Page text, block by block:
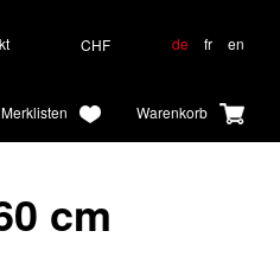
CHF de fr en
Warenkorb
Merklisten
cm